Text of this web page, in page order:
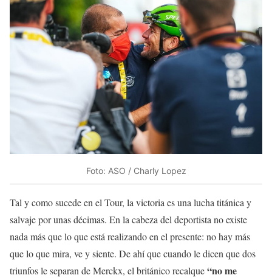
Foto: ASO / Charly Lopez
Tal y como sucede en el Tour, la victoria es una lucha titánica y
salvaje por unas décimas. En la cabeza del deportista no existe
nada más que lo que está realizando en el presente: no hay más
que lo que mira, ve y siente. De ahí que cuando le dicen que dos
triunfos le separan de Merckx, el británico recalque“no me